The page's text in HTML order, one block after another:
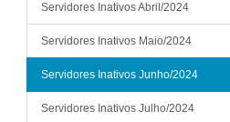
Servidores Inativos Abril/2024
Servidores Inativos Maio/2024
Servidores Inativos Junho/2024
Servidores Inativos Julho/2024